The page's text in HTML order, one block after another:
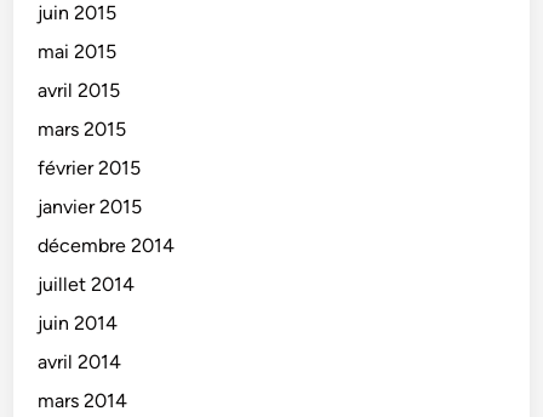
juin 2015
mai 2015
avril 2015
mars 2015
février 2015
janvier 2015
décembre 2014
juillet 2014
juin 2014
avril 2014
mars 2014